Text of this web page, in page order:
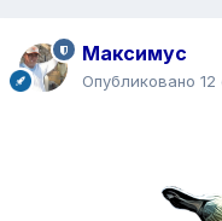
Максимус
Опубликовано 12